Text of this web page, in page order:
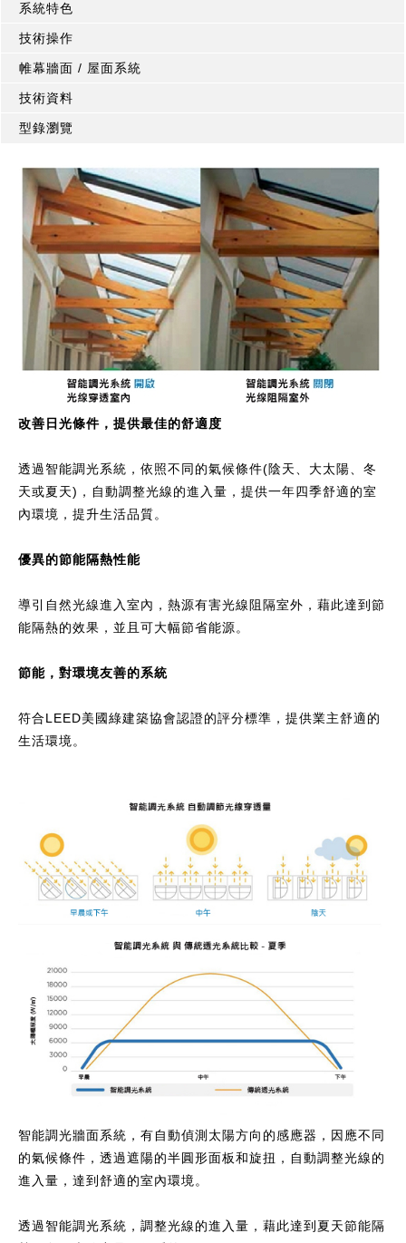
系統特色
技術操作
帷幕牆面 / 屋面系統
技術資料
型錄瀏覽
改善日光條件，提供最佳的舒適度
透過智能調光系統，依照不同的氣候條件(陰天、大太陽、冬
天或夏天)，自動調整光線的進入量，提供一年四季舒適的室
內環境，提升生活品質。
優異的節能隔熱性能
導引自然光線進入室內，熱源有害光線阻隔室外，藉此達到節
能隔熱的效果，並且可大幅節省能源。
節能，對環境友善的系統
符合LEED美國綠建築協會認證的評分標準，提供業主舒適的
生活環境。
智能調光牆面系統，有自動偵測太陽方向的感應器，因應不同
的氣候條件，透過遮陽的半圓形面板和旋扭，自動調整光線的
進入量，達到舒適的室內環境。
透過智能調光系統，調整光線的進入量，藉此達到夏天節能隔